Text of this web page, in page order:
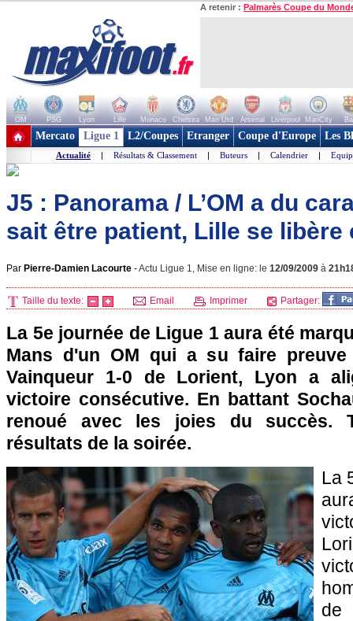
A retenir : Palmarès Coupe du
OM PSG Lyon Lille Monaco Chelsea Man Utd Arsenal Liverpool ManCity
+ de clubs
Mercato Ligue 1 L2/Coupes Etranger Coupe d'Europe Les
Actualité | Résultats & Classement | Buteurs | Calendrier |
J5 : Panorama / L’OM a du
sait être patient, Lille se libère
Par Pierre-Damien Lacourte -Actu Ligue 1, Mise en ligne: le 12/09/2009 à
Taille du texte: Email Imprimer Partager:
La 5e journée de Ligue 1 aura été
Mans d'un OM qui a su faire
Vainqueur 1-0 de Lorient, Lyon a
victoire consécutive. En battant
renoué avec les joies du succès.
résultats de la soirée.
La